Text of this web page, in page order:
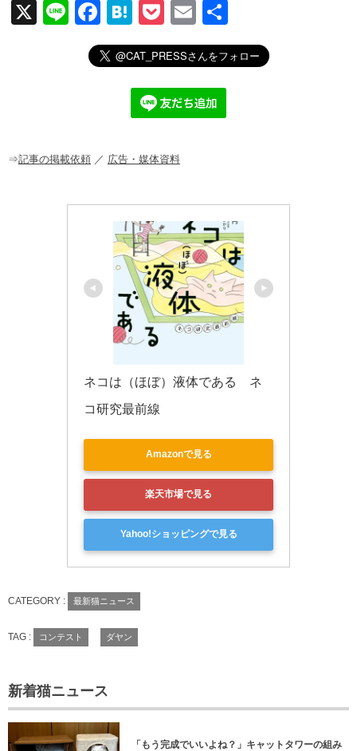
X
Li
F
a
c
o
H
at
e
n
a
P
o
ck
et
E
m
ail
有
⇒記事の掲載依頼 ／ 広告・媒体資料
ネコは（ほぼ）液体である　ネ
コ研究最前線
Amazonで見る
楽天市場で見る
Yahoo!ショッピングで見る
CATEGORY : 最新猫ニュース
TAG : コンテスト ダヤン
新着猫ニュース
「もう完成でいいよね？」キャットタワーの組み